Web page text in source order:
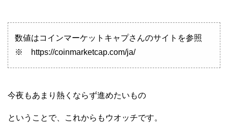
数値はコインマーケットキャプさんのサイトを参照
※ https://coinmarketcap.com/ja/
今夜もあまり熱くならず進めたいもの
ということで、これからもウオッチです。